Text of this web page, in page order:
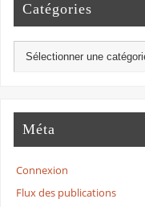
Catégories
Méta
Connexion
Flux des publications